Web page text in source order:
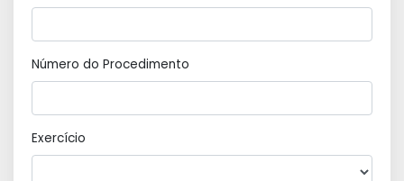
Número do Procedimento
Exercício